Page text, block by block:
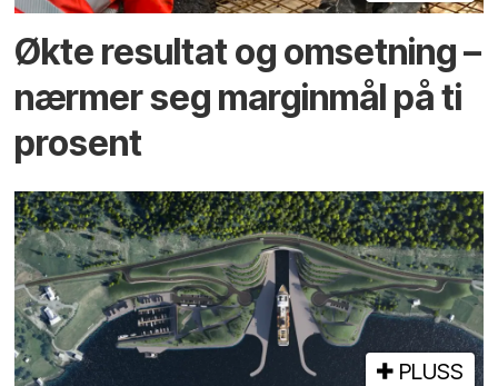
Økte resultat og omsetning –
nærmer seg marginmål på ti
prosent
PLUSS